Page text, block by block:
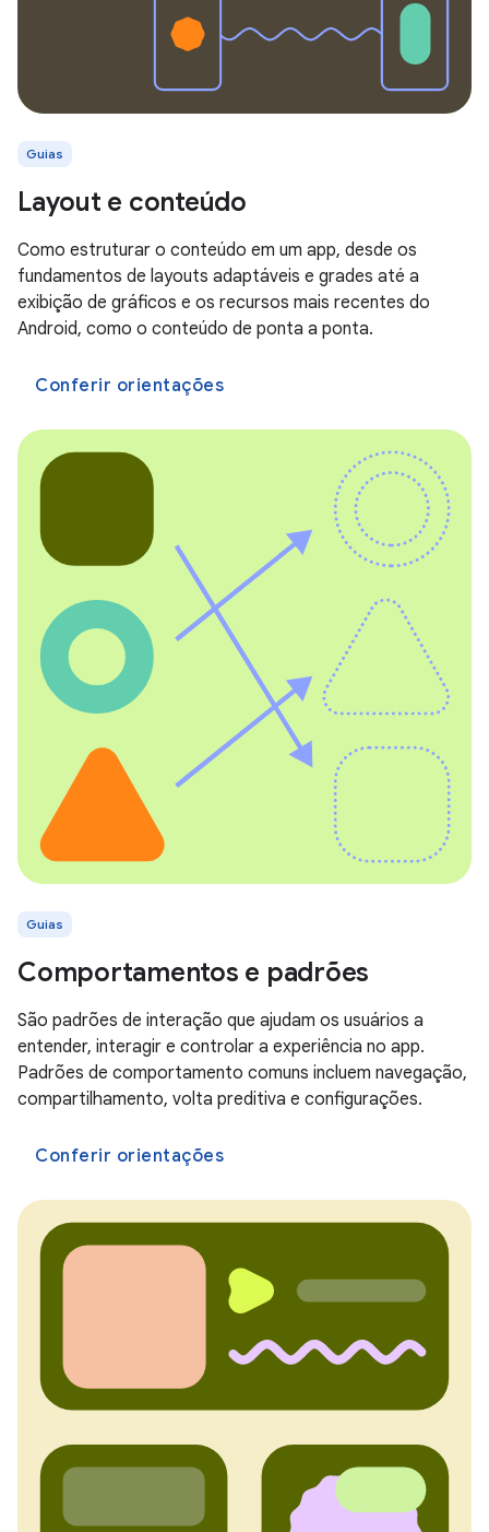
Guias
Layout e conteúdo
Como estruturar o conteúdo em um app, desde os
fundamentos de layouts adaptáveis e grades até a
exibição de gráficos e os recursos mais recentes do
Android, como o conteúdo de ponta a ponta.
Conferir orientações
Guias
Comportamentos e padrões
São padrões de interação que ajudam os usuários a
entender, interagir e controlar a experiência no app.
Padrões de comportamento comuns incluem navegação,
compartilhamento, volta preditiva e configurações.
Conferir orientações